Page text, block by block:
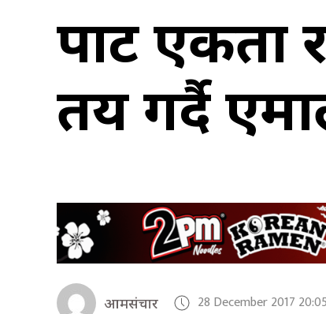
पार्टी
तय गर्दै
आमसंचार 28 December 2017